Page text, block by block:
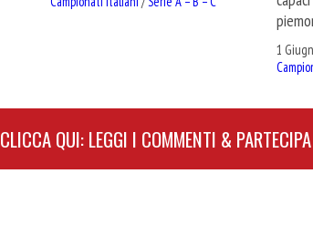
1
CLICCA QUI: LEGGI I COMMENTI & PARTECIPA